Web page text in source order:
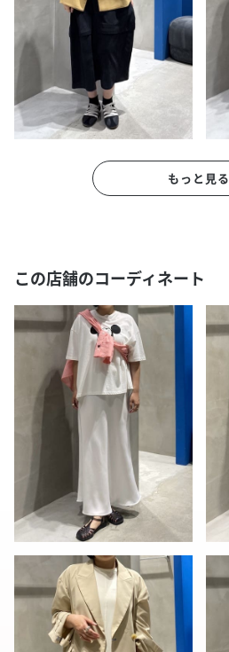
もっと見る
この店舗のコーディネート